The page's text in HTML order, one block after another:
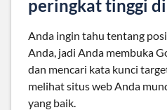
peringkat tinggi
Anda ingin tahu tentang
Anda, jadi Anda membuka
dan mencari kata kunci
melihat situs web Anda
yang baik.